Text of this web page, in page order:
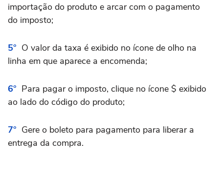
importação do produto e arcar com o pagamento
do imposto;
O valor da taxa é exibido no ícone de olho na
linha em que aparece a encomenda;
Para pagar o imposto, clique no ícone $ exibido
ao lado do código do produto;
Gere o boleto para pagamento para liberar a
entrega da compra.